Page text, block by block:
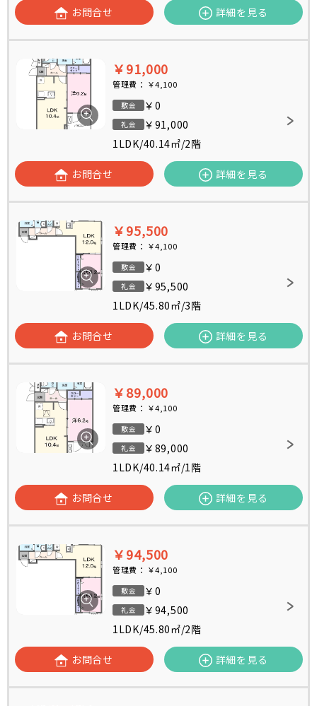
お問合せ 詳細を見る
￥91,000
管理費： ￥4,100
敷金 ￥0
礼金
￥91,000
1LDK/40.14㎡/2階
お問合せ 詳細を見る
￥95,500
管理費： ￥4,100
敷金 ￥0
礼金
￥95,500
1LDK/45.80㎡/3階
お問合せ 詳細を見る
￥89,000
管理費： ￥4,100
敷金 ￥0
礼金
￥89,000
1LDK/40.14㎡/1階
お問合せ 詳細を見る
￥94,500
管理費： ￥4,100
敷金 ￥0
礼金
￥94,500
1LDK/45.80㎡/2階
お問合せ 詳細を見る